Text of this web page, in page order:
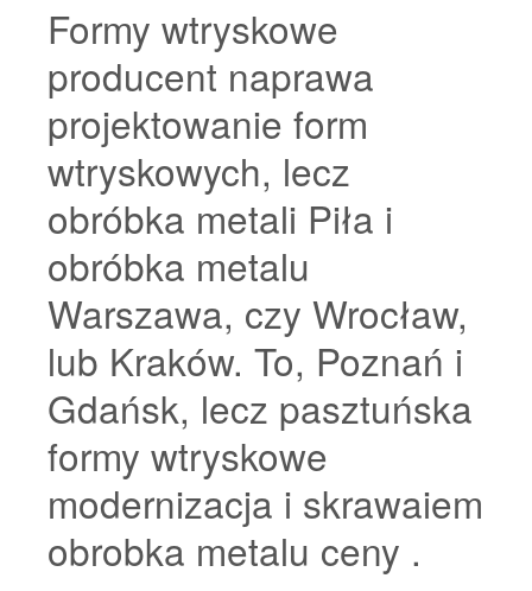
Formy wtryskowe
producent naprawa
projektowanie form
wtryskowych, lecz
obróbka metali Piła i
obróbka metalu
Warszawa, czy Wrocław,
lub Kraków. To, Poznań i
Gdańsk, lecz pasztuńska
formy wtryskowe
modernizacja i skrawaiem
obrobka metalu ceny .